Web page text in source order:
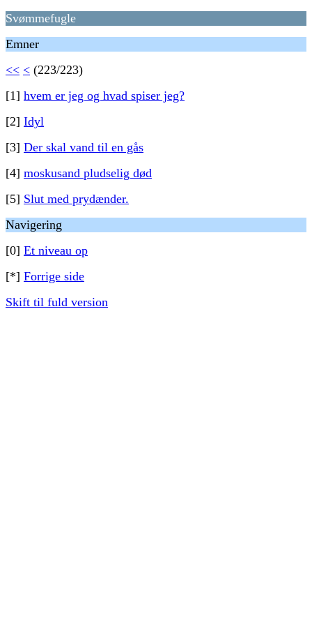
Svømmefugle
Emner
<< < (223/223)
[1] hvem er jeg og hvad spiser jeg?
[2] Idyl
[3] Der skal vand til en gås
[4] moskusand pludselig død
[5] Slut med prydænder.
Navigering
[0] Et niveau op
[*] Forrige side
Skift til fuld version